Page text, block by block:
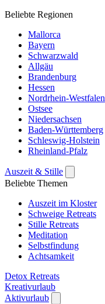
Beliebte Regionen
Mallorca
Bayern
Schwarzwald
Allgäu
Brandenburg
Hessen
Nordrhein-Westfalen
Ostsee
Niedersachsen
Baden-Württemberg
Schleswig-Holstein
Rheinland-Pfalz
Auszeit & Stille
Beliebte Themen
Auszeit im Kloster
Schweige Retreats
Stille Retreats
Meditation
Selbstfindung
Achtsamkeit
Detox Retreats
Kreativurlaub
Aktivurlaub